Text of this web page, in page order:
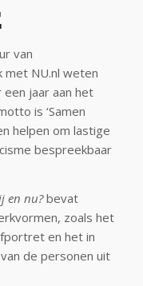
van
met NU.nl weten
jaar aan het
is ‘Samen
helpen om lastige
bespreekbaar
en nu?bevat
zoals het
en het in
de personen uit